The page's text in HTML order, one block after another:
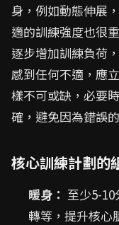
身，例如動態伸展
適的訓練強度也很
逐步增加訓練負荷
感到任何不適，應
樣不可或缺，必要
確，避免因為錯誤
核心訓練計劃的
暖身： 至少5-
轉等，提升核心